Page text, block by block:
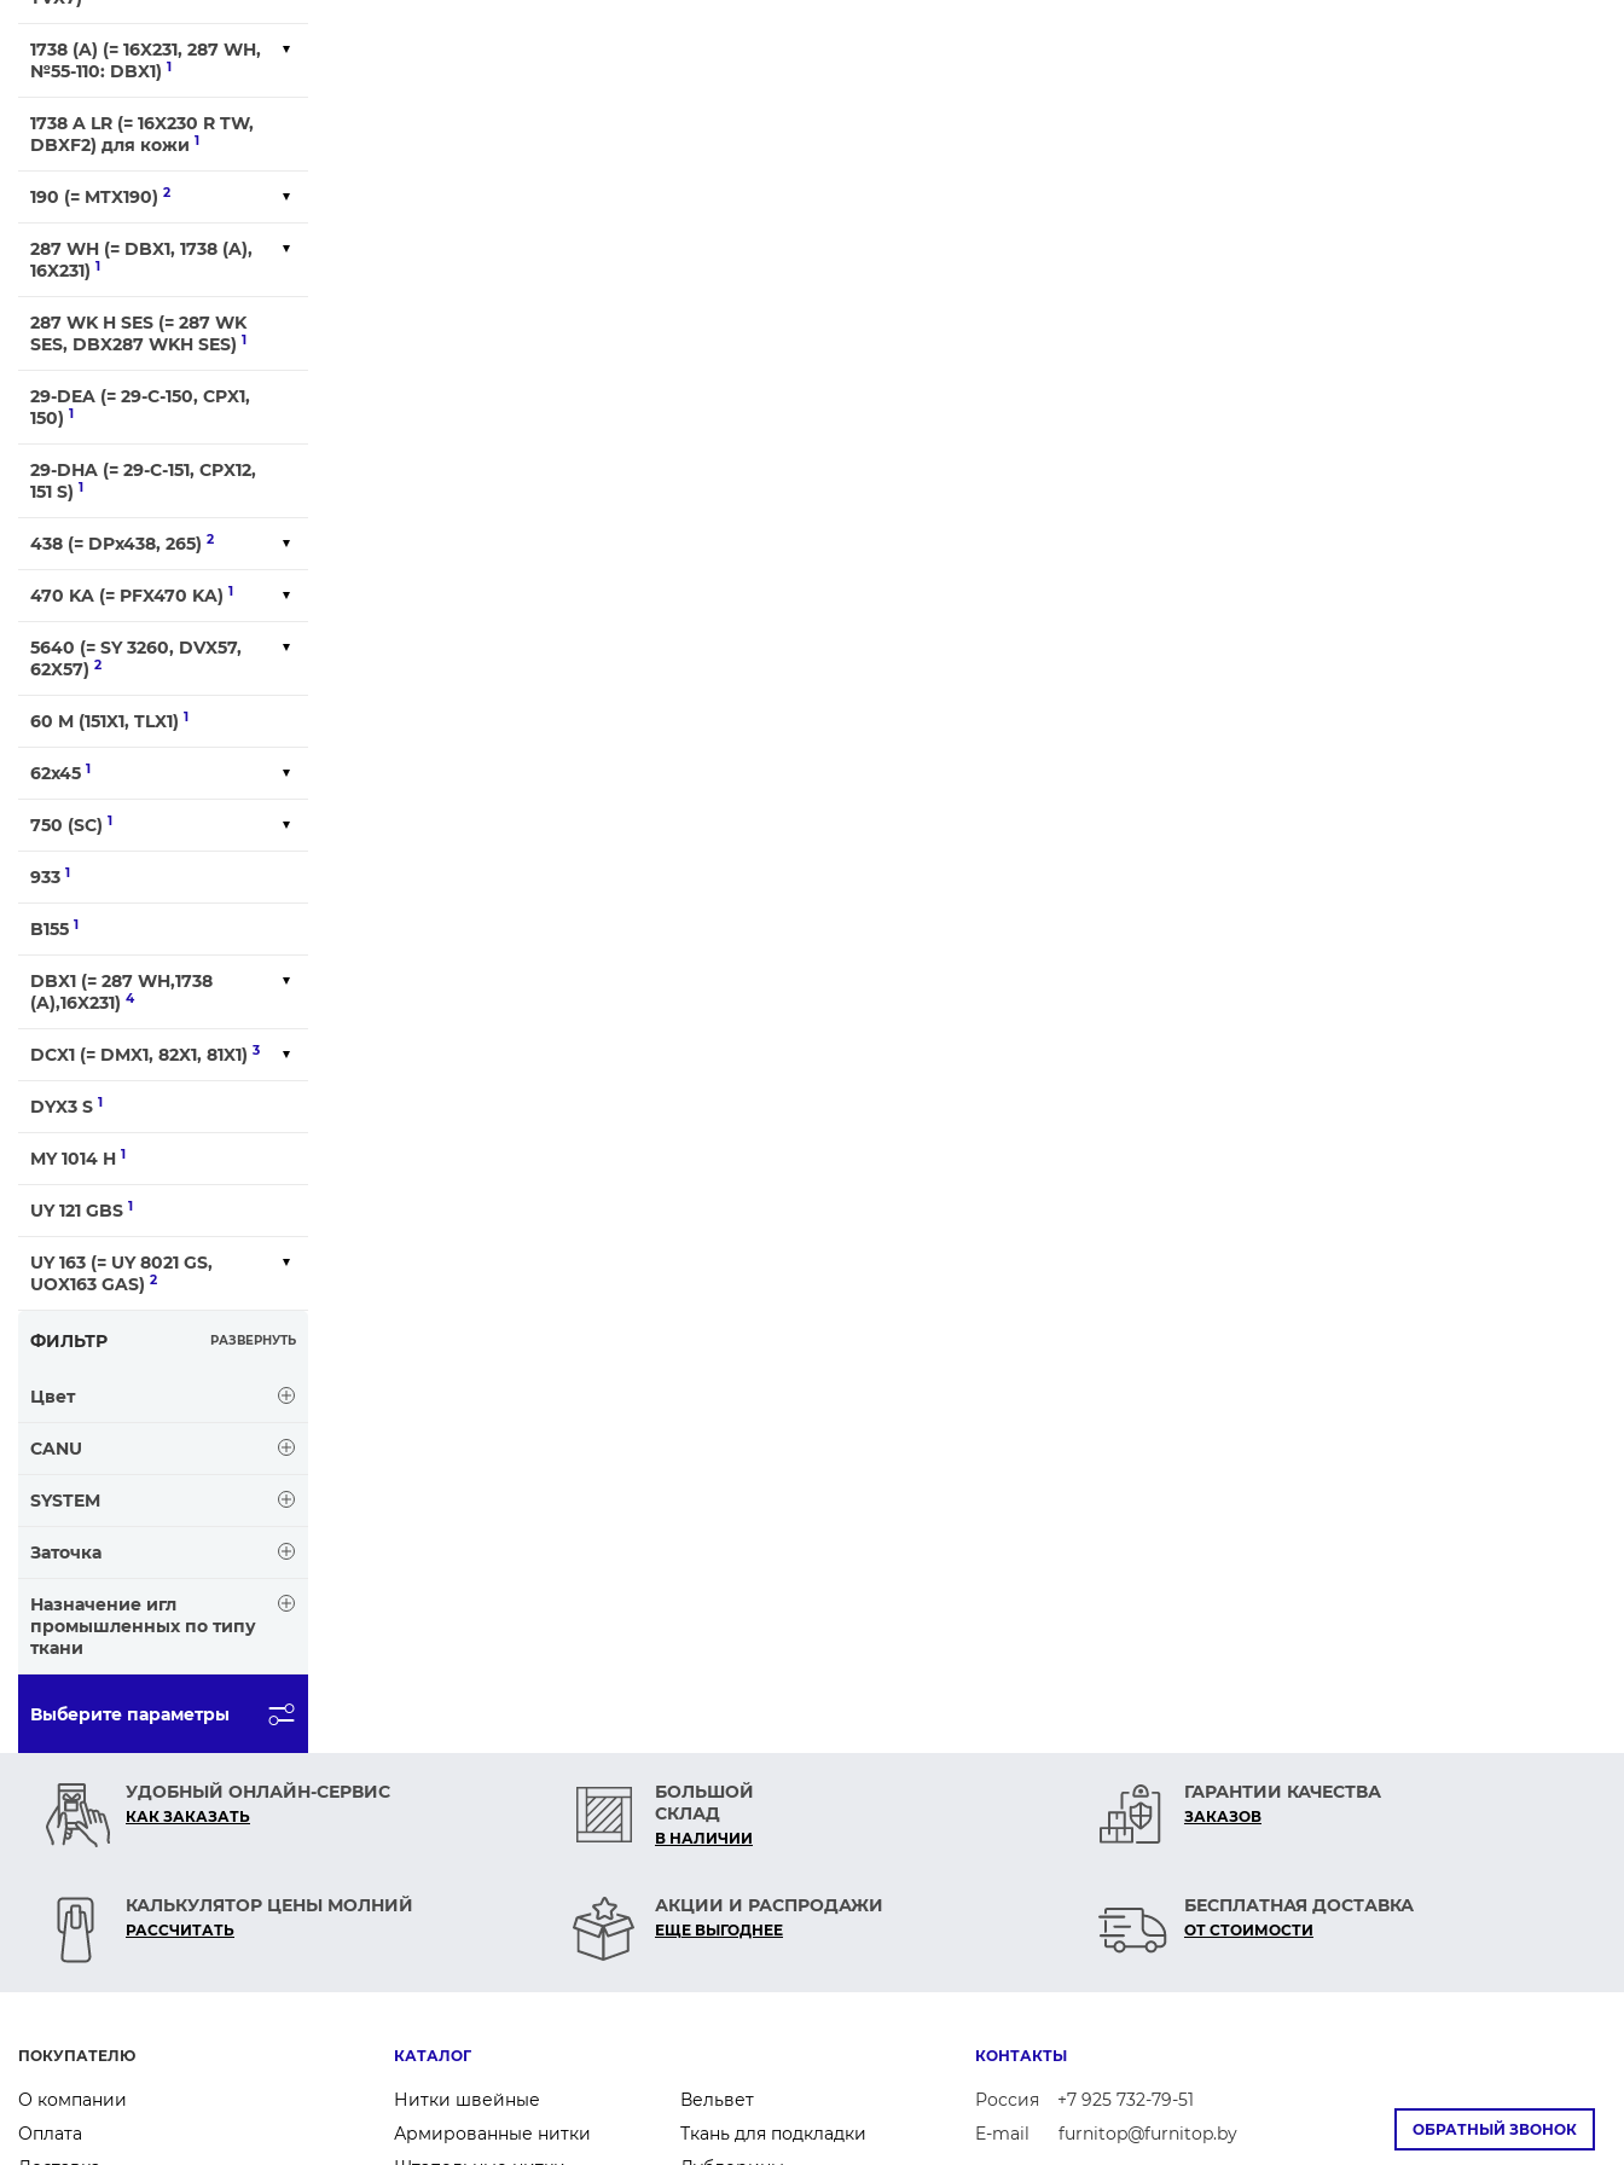
1738 (A) (= 16X231, 287 WH,
№55-110: DBX1) 1
1738 A LR (= 16X230 R TW,
DBXF2) для кожи 1
190 (= MTX190) 2
287 WH (= DBX1, 1738 (A),
16X231) 1
287 WK H SES (= 287 WK
SES, DBX287 WKH SES) 1
29-DEA (= 29-C-150, CPX1,
150) 1
29-DНA (= 29-C-151, CPX12,
151 S) 1
438 (= DPx438, 265) 2
470 KA (= PFX470 KA) 1
5640 (= SY 3260, DVX57,
62X57) 2
60 M (151X1, TLX1) 1
62x45 1
750 (SC) 1
933 1
B155 1
DBX1 (= 287 WH,1738
(A),16X231) 4
DCX1 (= DMX1, 82X1, 81X1) 3
DYX3 S 1
MY 1014 H 1
UY 121 GBS 1
UY 163 (= UY 8021 GS,
UOX163 GAS) 2
ФИЛЬТР РАЗВЕРНУТЬ
Цвет
CANU
SYSTEM
Заточка
Назначение игл
промышленных по типу
ткани
Выберите параметры
УДОБНЫЙ ОНЛАЙН-СЕРВИС
КАК ЗАКАЗАТЬ
БОЛЬШОЙ
СКЛАД
В НАЛИЧИИ
ГАРАНТИИ КАЧЕСТВА
ЗАКАЗОВ
КАЛЬКУЛЯТОР ЦЕНЫ МОЛНИЙ
РАСCЧИТАТЬ
АКЦИИ И РАСПРОДАЖИ
ЕЩЕ ВЫГОДНЕЕ
БЕСПЛАТНАЯ ДОСТАВКА
ОТ СТОИМОСТИ
ПОКУПАТЕЛЮ
О компании
Оплата
КАТАЛОГ
Нитки швейные
Армированные нитки
Вельвет
Ткань для подкладки
ОБРАТНЫЙ ЗВОНОК
КОНТАКТЫ
Россия
+7 925 732-79-51
E-mail
furnitop@furnitop.by